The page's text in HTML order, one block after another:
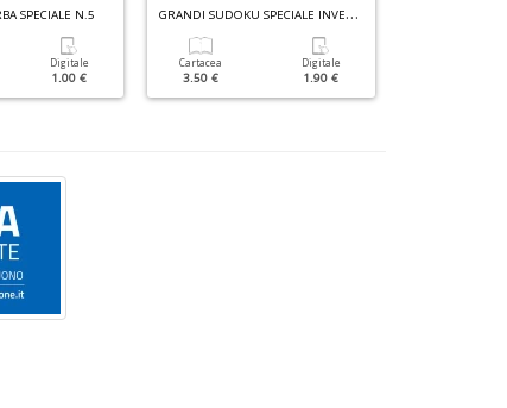
SPECIALE N.5
Digitale
1.00 €
G
RANDI SUDOKU SPECIALE INVERNO N.4
Cartacea
3.50 €
Digitale
1.90 €